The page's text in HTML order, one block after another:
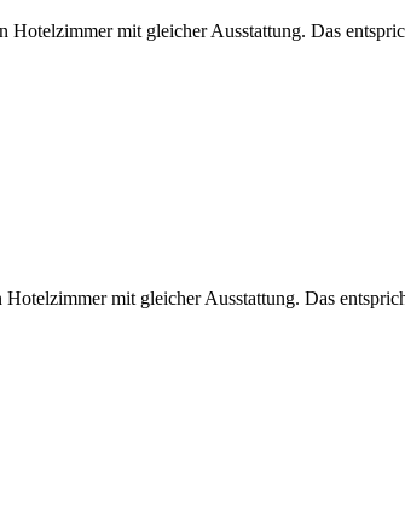
Hotelzimmer mit gleicher Ausstattung. Das
mit gleicher Ausstattung. Das